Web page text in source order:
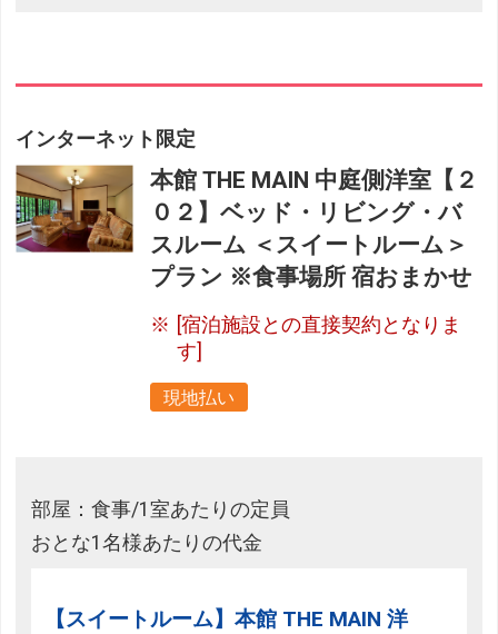
インターネット限定
本館 THE MAIN 中庭側洋室【２
０２】ベッド・リビング・バ
スルーム ＜スイートルーム＞
プラン ※食事場所 宿おまかせ
[宿泊施設との直接契約となりま
す]
現地払い
部屋：食事/1室あたりの定員
おとな1名様あたりの代金
【スイートルーム】本館 THE MAIN 洋